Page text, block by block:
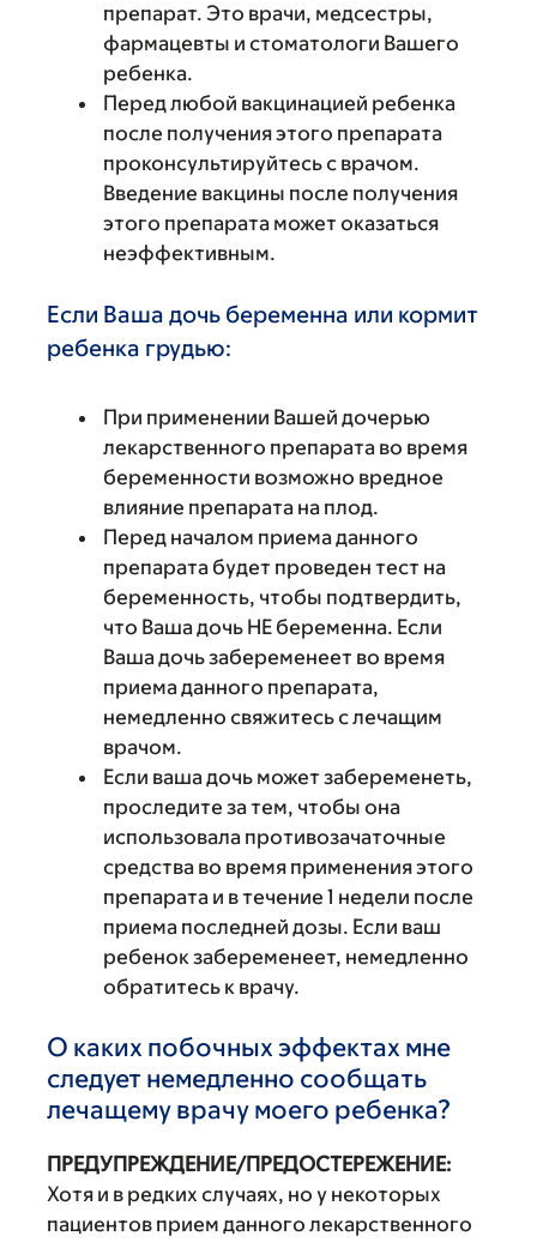
препарат. Это врачи, медсестры,
фармацевты и стоматологи Вашего
ребенка.
Перед любой вакцинацией ребенка
после получения этого препарата
проконсультируйтесь с врачом.
Введение вакцины после получения
этого препарата может оказаться
неэффективным.
Если Ваша дочь беременна или кормит
ребенка грудью:
При применении Вашей дочерью
лекарственного препарата во время
беременности возможно вредное
влияние препарата на плод.
Перед началом приема данного
препарата будет проведен тест на
беременность, чтобы подтвердить,
что Ваша дочь НЕ беременна. Если
Ваша дочь забеременеет во время
приема данного препарата,
немедленно свяжитесь с лечащим
врачом.
Если ваша дочь может забеременеть,
проследите за тем, чтобы она
использовала противозачаточные
средства во время применения этого
препарата и в течение 1 недели после
приема последней дозы. Если ваш
ребенок забеременеет, немедленно
обратитесь к врачу.
О каких побочных эффектах мне
следует немедленно сообщать
лечащему врачу моего ребенка?
ПРЕДУПРЕЖДЕНИЕ/ПРЕДОСТЕРЕЖЕНИЕ:
Хотя и в редких случаях, но у некоторых
пациентов прием данного лекарственного